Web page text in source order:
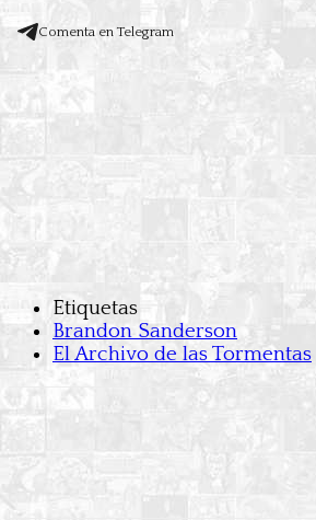
Comenta en Telegram
Etiquetas
Brandon Sanderson
El Archivo de las Tormentas